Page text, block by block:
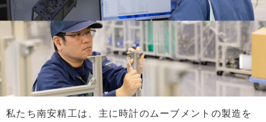
私たち南安精工は、主に時計のムーブメントの製造を